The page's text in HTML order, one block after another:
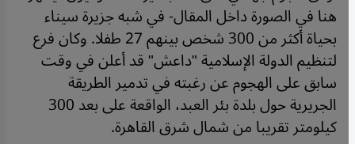
هنا في الصورة داخل المقال- في شبه جزيرة سيناء
بحياة أكثر من 300 شخص بينهم 27 طفلا. وكان فرع
لتنظيم الدولة الإسلامية "داعش" قد أعلن في وقت
سابق على الهجوم عن رغبته في تدمير الطريقة
الجريرية حول بلدة بئر العبد، الواقعة على بعد 300
كيلومتر تقريبا من شمال شرق القاهرة.